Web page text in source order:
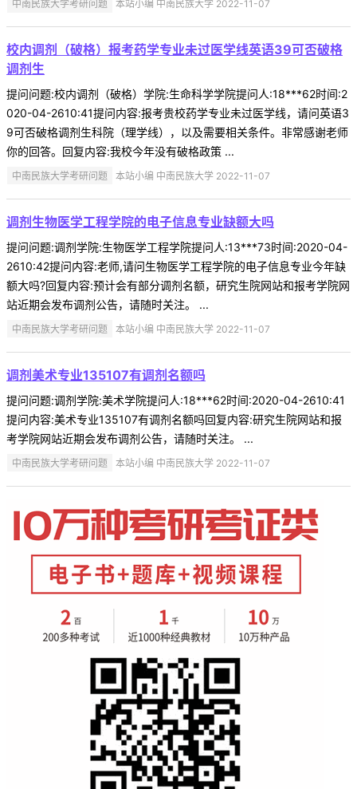
中南民族大学考研问题 本站小编 中南民族大学 2022-11-07
校内调剂（破格）报考药学专业未过医学线英语39可否破格
调剂生
提问问题:校内调剂（破格）学院:生命科学学院提问人:18***62时间:2
020-04-2610:41提问内容:报考贵校药学专业未过医学线，请问英语3
9可否破格调剂生科院（理学线），以及需要相关条件。非常感谢老师
你的回答。回复内容:我校今年没有破格政策 ...
中南民族大学考研问题 本站小编 中南民族大学 2022-11-07
调剂生物医学工程学院的电子信息专业缺额大吗
提问问题:调剂学院:生物医学工程学院提问人:13***73时间:2020-04-
2610:42提问内容:老师,请问生物医学工程学院的电子信息专业今年缺
额大吗?回复内容:预计会有部分调剂名额，研究生院网站和报考学院网
站近期会发布调剂公告，请随时关注。 ...
中南民族大学考研问题 本站小编 中南民族大学 2022-11-07
调剂美术专业135107有调剂名额吗
提问问题:调剂学院:美术学院提问人:18***62时间:2020-04-2610:41
提问内容:美术专业135107有调剂名额吗回复内容:研究生院网站和报
考学院网站近期会发布调剂公告，请随时关注。 ...
中南民族大学考研问题 本站小编 中南民族大学 2022-11-07